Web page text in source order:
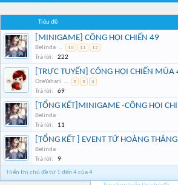
Tiêu đề
[MINIGAME] CÔNG HỘI CHIẾN 49
Belinda ... 10 11 12
Trả lời: 222
[TRỰC TUYẾN] CÔNG HỘI CHIẾN MÙA
OreYahari ... 2 3 4
Trả lời: 69
[TỔNG KẾT]MINIGAME -CÔNG HỘI
Belinda
Trả lời:
11
[TỔNG KẾT ] EVENT TỨ HOÀNG
Belinda
Trả lời:
9
Hiển thị chủ đề từ 1 đến 4 của 4